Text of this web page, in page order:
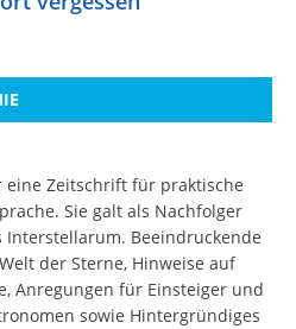
Zeitschrift für praktische
Sie galt als Nachfolger
Beeindruckende
der Sterne, Hinweise auf
Anregungen für Einsteiger und
sowie Hintergründiges